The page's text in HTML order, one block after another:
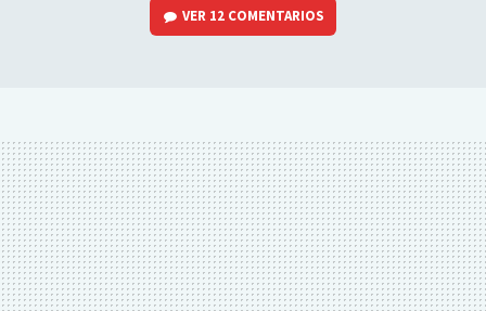
VER 12 COMENTARIOS